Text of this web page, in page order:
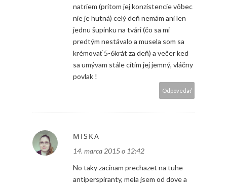
natriem (pritom jej konzistencie vôbec
nie je hutná) celý deň nemám ani len
jednu šupinku na tvári (čo sa mi
predtým nestávalo a musela som sa
krémovať 5-6krát za deň) a večer ked
sa umývam stále cítim jej jemný, vláčny
povlak !
Odpovedať
MISKA
14. marca 2015 o 12:42
No taky zacinam prechazet na tuhe
antiperspiranty, mela jsem od dove a